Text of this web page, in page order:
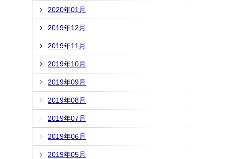
2020年01月
2019年12月
2019年11月
2019年10月
2019年09月
2019年08月
2019年07月
2019年06月
2019年05月